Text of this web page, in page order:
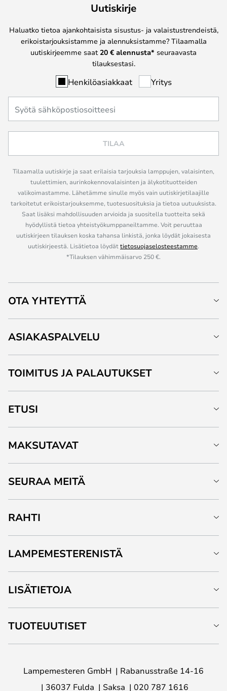
Uutiskirje
Haluatko tietoa ajankohtaisista sisustus- ja valaistustrendeistä,
erikoistarjouksistamme ja alennuksistamme? Tilaamalla
uutiskirjeemme saat 20 € alennusta* seuraavasta
tilauksestasi.
Henkilöasiakkaat Yritys
TILAA
Tilaamalla uutiskirje ja saat erilaisia tarjouksia lamppujen, valaisinten,
tuulettimien, aurinkokennovalaisinten ja älykotituotteiden
valikoimastamme. Lähetämme sinulle myös vain uutiskirjetilaajille
tarkoitetut erikoistarjouksemme, tuotesuosituksia ja tietoa uutuuksista.
Saat lisäksi mahdollisuuden arvioida ja suositella tuotteita sekä
hyödyllistä tietoa yhteistyökumppaneiltamme. Voit peruuttaa
uutiskirjeen tilauksen koska tahansa linkistä, jonka löydät jokaisesta
uutiskirjeestä. Lisätietoa löydättietosuojaselosteestamme.
*Tilauksen vähimmäisarvo 250 €.
OTA YHTEYTTÄ
ASIAKASPALVELU
TOIMITUS JA PALAUTUKSET
ETUSI
MAKSUTAVAT
SEURAA MEITÄ
RAHTI
LAMPEMESTERENISTÄ
LISÄTIETOJA
TUOTEUUTISET
Lampemesteren GmbH
Rabanusstraße 14-16
36037 Fulda
Saksa 020 787 1616